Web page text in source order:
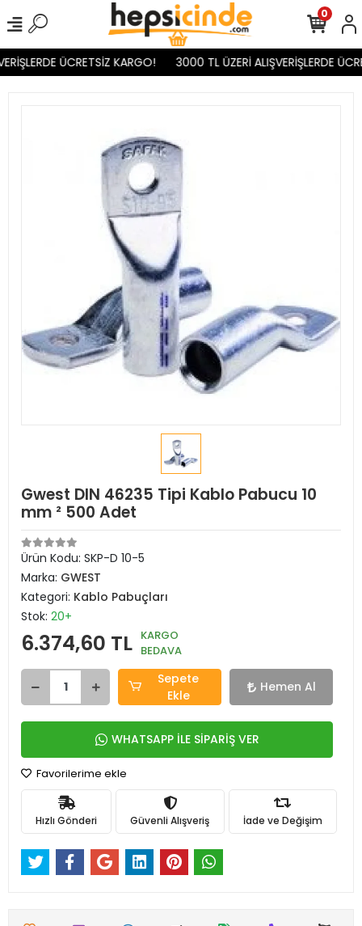
ÜCRETSİZ KARGO! 3000 TL ÜZERİ ALIŞVERİŞLERDE
0
Gwest DIN 46235 Tipi Kablo Pabucu 10
mm ² 500 Adet
Ürün Kodu: SKP-D 10-5
Marka: GWEST
Kategori: Kablo Pabuçları
Stok: 20+
6.374,60 TL KARGO
BEDAVA
Sepete
Ekle
Hemen Al
WHATSAPP İLE SİPARİŞ VER
Favorilerime ekle
Hızlı Gönderi Güvenli Alışveriş İade ve Değişim